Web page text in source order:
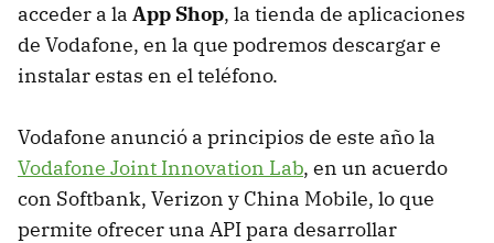
acceder a la App Shop, la tienda de aplicaciones
de Vodafone, en la que podremos descargar e
instalar estas en el teléfono.
Vodafone anunció a principios de este año la
Vodafone Joint Innovation Lab, en un acuerdo
con Softbank, Verizon y China Mobile, lo que
permite ofrecer una APIpara desarrollar